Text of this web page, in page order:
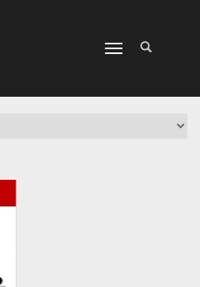
CAMBIAR